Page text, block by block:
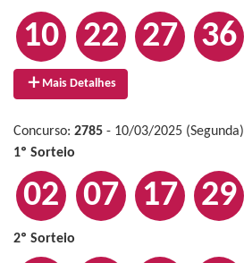
10 22 27 36
Mais Detalhes
Concurso: 2785 - 10/03/2025 (Segunda)
1º Sorteio
02 07 17 29
2º Sorteio